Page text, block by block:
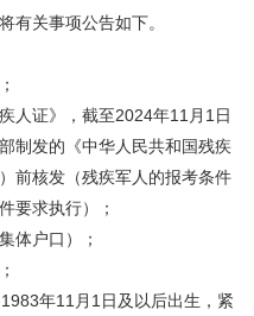
有关事项公告如下。
证》，截至2024年11月1日
制发的《中华人民共和国残疾
前核发（残疾军人的报考条件
要求执行）；
户口）；
年11月1日及以后出生，紧